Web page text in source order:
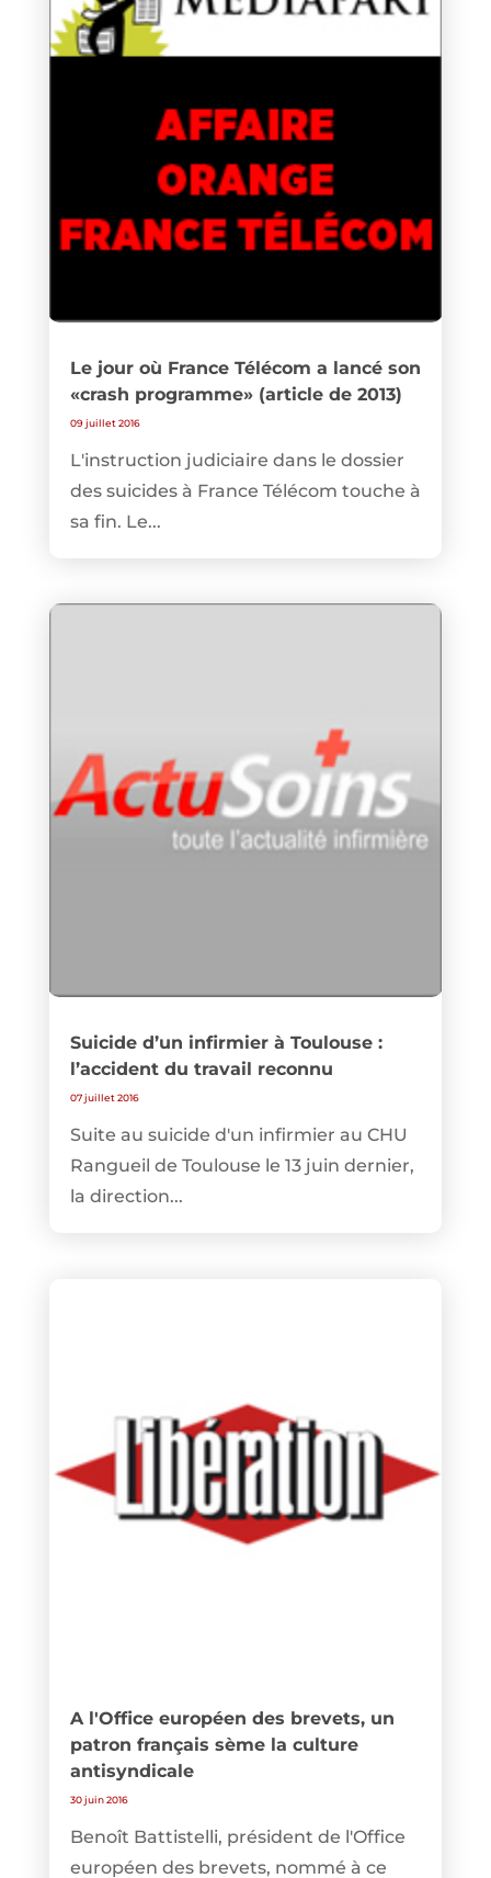
Le jour où France Télécom a lancé son
«crash programme» (article de 2013)
09 juillet 2016
L'instruction judiciaire dans le dossier
des suicides à France Télécom touche à
sa fin. Le...
Suicide d’un infirmier à Toulouse :
l’accident du travail reconnu
07 juillet 2016
Suite au suicide d'un infirmier au CHU
Rangueil de Toulouse le 13 juin dernier,
la direction...
A l'Office européen des brevets, un
patron français sème la culture
antisyndicale
30 juin 2016
Benoît Battistelli, président de l'Office
européen des brevets, nommé à ce